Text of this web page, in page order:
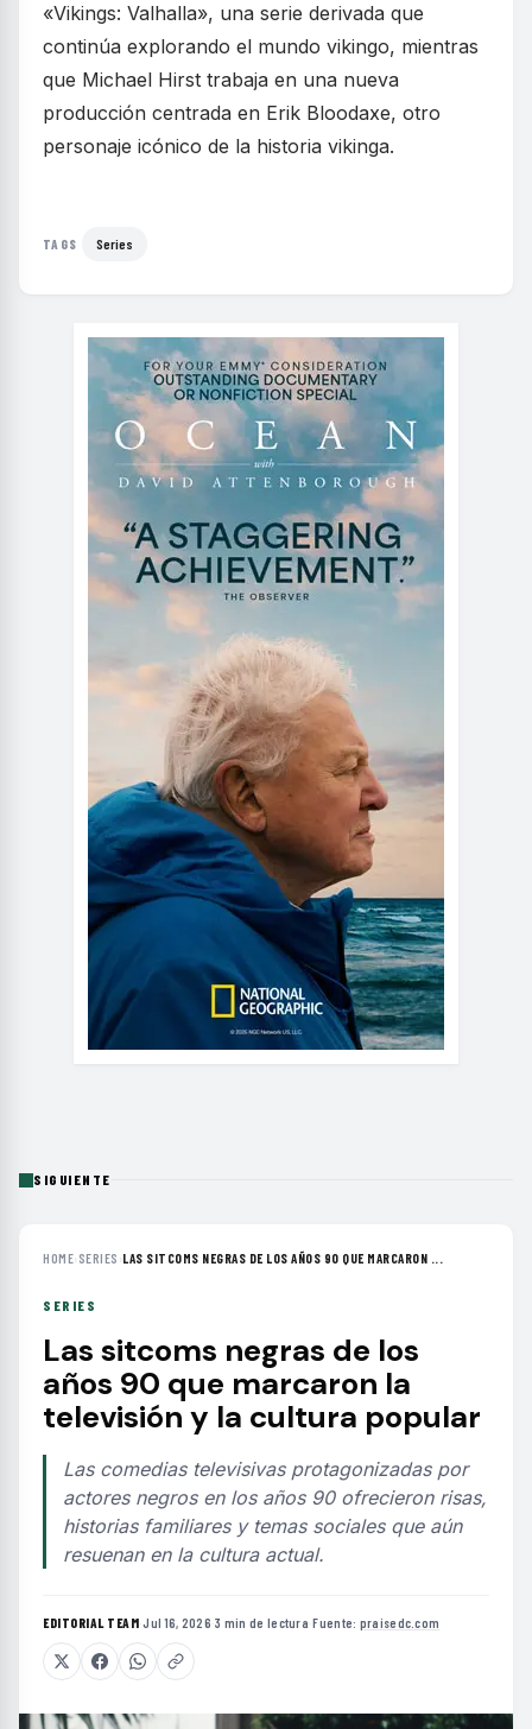
«Vikings: Valhalla», una serie derivada que
continúa explorando el mundo vikingo, mientras
que Michael Hirst trabaja en una nueva
producción centrada en Erik Bloodaxe, otro
personaje icónico de la historia vikinga.
TAGS Series
SIGUIENTE
HOME› SERIES ›LAS SITCOMS NEGRAS DE LOS AÑOS 90 QUE MARCARON ...
SERIES
Las sitcoms negras de los
años 90 que marcaron la
televisión y la cultura popular
Las comedias televisivas protagonizadas por
actores negros en los años 90 ofrecieron risas,
historias familiares y temas sociales que aún
resuenan en la cultura actual.
EDITORIAL TEAM·Jul 16, 2026·3 min de lectura·Fuente: praisedc.com